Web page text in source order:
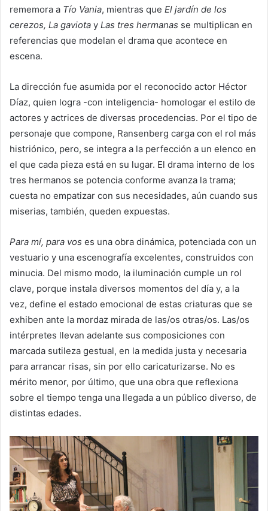
rememora a Tío Vania, mientras que El jardín de los
cerezos, La gaviota y Las tres hermanas se multiplican en
referencias que modelan el drama que acontece en
escena.
La dirección fue asumida por el reconocido actor Héctor
Díaz, quien logra -con inteligencia- homologar el estilo de
actores y actrices de diversas procedencias. Por el tipo de
personaje que compone, Ransenberg carga con el rol más
histriónico, pero, se integra a la perfección a un elenco en
el que cada pieza está en su lugar. El drama interno de los
tres hermanos se potencia conforme avanza la trama;
cuesta no empatizar con sus necesidades, aún cuando sus
miserias, también, queden expuestas.
Para mí, para vos es una obra dinámica, potenciada con un
vestuario y una escenografía excelentes, construidos con
minucia. Del mismo modo, la iluminación cumple un rol
clave, porque instala diversos momentos del día y, a la
vez, define el estado emocional de estas criaturas que se
exhiben ante la mordaz mirada de las/os otras/os. Las/os
intérpretes llevan adelante sus composiciones con
marcada sutileza gestual, en la medida justa y necesaria
para arrancar risas, sin por ello caricaturizarse. No es
mérito menor, por último, que una obra que reflexiona
sobre el tiempo tenga una llegada a un público diverso, de
distintas edades.